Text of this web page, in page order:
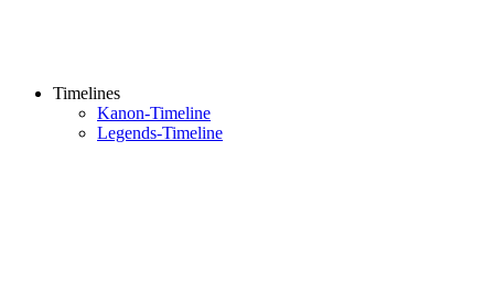
Timelines
Kanon-Timeline
Legends-Timeline